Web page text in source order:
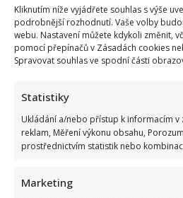
Kliknutím níže vyjádřete souhlas s výše
podrobnější rozhodnutí. Vaše volby
webu. Nastavení můžete kdykoli změnit,
pomocí přepínačů v Zásadách cookies
Spravovat souhlas ve spodní části
Statistiky
Ukládání a/nebo přístup k informacím v
reklam, Měření výkonu obsahu,
prostřednictvím statistik nebo
Marketing